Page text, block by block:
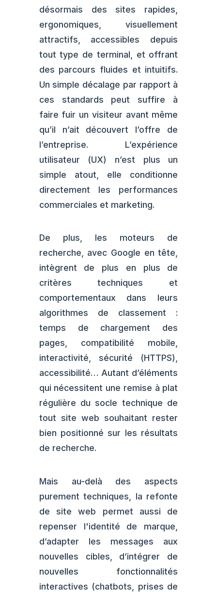
désormais des sites rapides,
ergonomiques, visuellement
attractifs, accessibles depuis
tout type de terminal, et offrant
des parcours fluides et intuitifs.
Un simple décalage par rapport à
ces standards peut suffire à
faire fuir un visiteur avant même
qu’il n’ait découvert l’offre de
l’entreprise. L’expérience
utilisateur (UX) n’est plus un
simple atout, elle conditionne
directement les performances
commerciales et marketing.
De plus, les moteurs de
recherche, avec Google en tête,
intègrent de plus en plus de
critères techniques et
comportementaux dans leurs
algorithmes de classement :
temps de chargement des
pages, compatibilité mobile,
interactivité, sécurité (HTTPS),
accessibilité… Autant d’éléments
qui nécessitent une remise à plat
régulière du socle technique de
tout site web souhaitant rester
bien positionné sur les résultats
de recherche.
Mais au-delà des aspects
purement techniques, la refonte
de site web permet aussi de
repenser l'identité de marque,
d’adapter les messages aux
nouvelles cibles, d’intégrer de
nouvelles fonctionnalités
interactives (chatbots, prises de